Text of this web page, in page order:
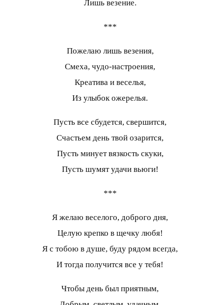
Лишь везение.
***
Пожелаю лишь везения,
Смеха, чудо-настроения,
Креатива и веселья,
Из улыбок ожерелья.
Пусть все сбудется, свершится,
Счастьем день твой озарится,
Пусть минует вязкость скуки,
Пусть шумят удачи вьюги!
***
Я желаю веселого, доброго дня,
Целую крепко в щечку любя!
Я с тобою в душе, буду рядом всегда,
И тогда получится все у тебя!
Чтобы день был приятным,